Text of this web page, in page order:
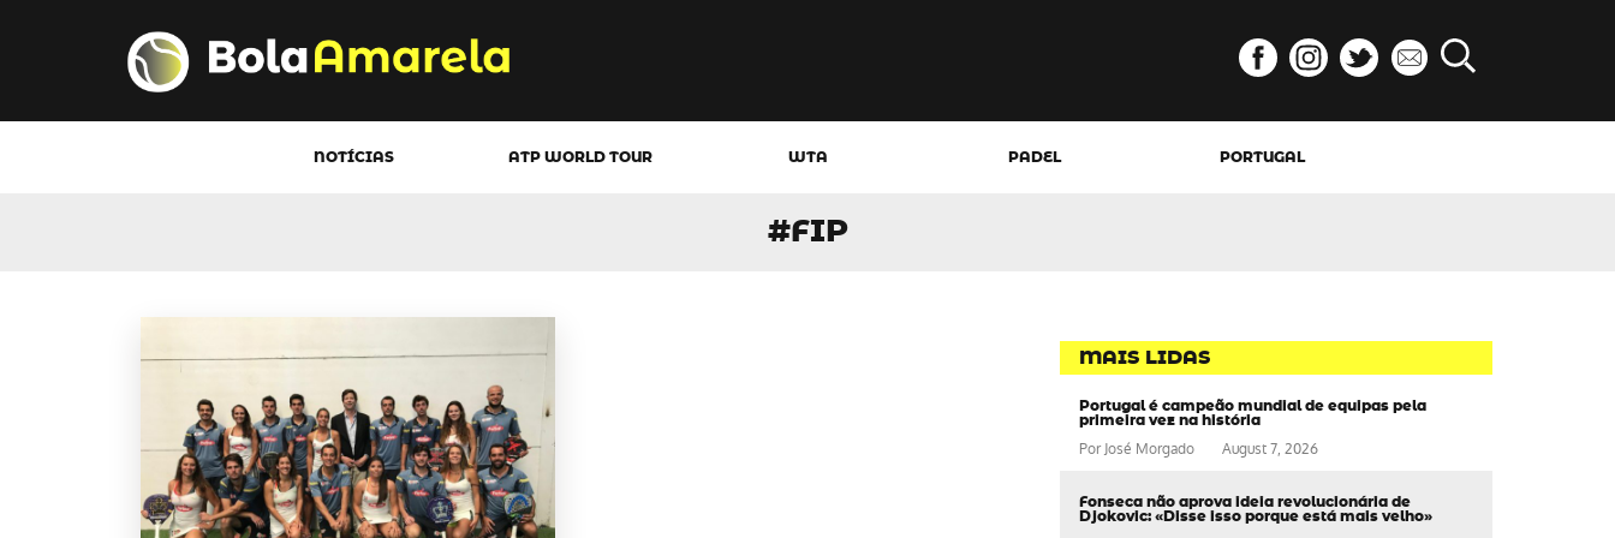
NOTÍCIAS ATP WORLD TOUR WTA PADEL PORTUGAL
#FIP
MAIS LIDAS
Portugal é campeão mundial de equipas pela
primeira vez na história
PorJosé Morgado August 7, 2026
Fonseca não aprova ideia revolucionária de
Djokovic: «Disse isso porque está mais velho»